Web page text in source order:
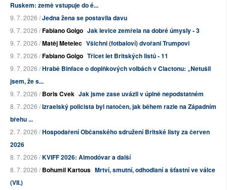
Ruskem: země vstupuje do é...
9. 7. 2026 /Jedna žena se postavila davu
9. 7. 2026 /Fabiano Golgo Jak levice zemřela na dobré úmysly - 3
9. 7. 2026 /Matěj Metelec Všichni (fotbaloví) dvořani Trumpovi
9. 7. 2026 /Fabiano Golgo Třicet let Britských listů - 11
9. 7. 2026 /Hrabě Binface o doplňkových volbách v Clactonu: „Netušil
jsem, že s...
9. 7. 2026 /Boris Cvek Jak jsme zase uvázli v úplně nepodstatném
8. 7. 2026 /Izraelský policista byl natočen, jak během razie na Západním
břehu ...
2. 7. 2026 /Hospodaření Občanského sdružení Britské listy za červen
2026
8. 7. 2026 /KVIFF 2026: Almodóvar a další
8. 7. 2026 /Bohumil Kartous Mrtví, smutní, odhodlaní a šťastní ve válce
(VII.)